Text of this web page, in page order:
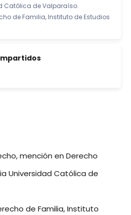
Católica de Valparaíso.
de Familia, Instituto de Estudios
mención en Derecho
Universidad Católica de
de Familia, Instituto